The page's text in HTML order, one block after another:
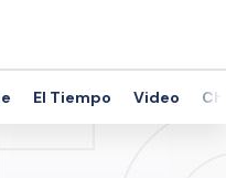
El Tiempo Video